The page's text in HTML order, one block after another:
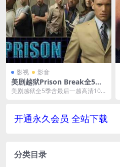
影视 影音
美剧越狱Prison Break全5季
含最后一越高清1080P百度网
美剧越狱全5季含最后一越高清108
开通永久会员 全站下载
分类目录